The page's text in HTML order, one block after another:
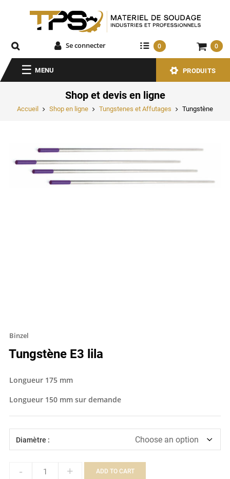
Se connecter 0 0
MENU PRODUITS
Shop et devis en ligne
Accueil Shop en ligne Tungstenes et Affutages Tungstène
Binzel
Tungstène E3 lila
Longueur 175 mm
Longueur 150 mm sur demande
Diamètre :
- + ADD TO CART